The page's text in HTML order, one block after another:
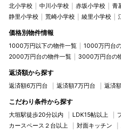
北小学校
中川小学校 赤坂小学校 青
静里小学校
荒崎小学校 綾里小学校
価格別物件情報
1000万円以下の物件一覧
1000万円台
2000万円台の物件一覧
3000万円台の
返済額から探す
返済額6万円台 返済額7万円台 返済
こだわり条件から探す
大垣駅徒歩20分以内 LDK15帖以上
カースペース２台以上
対面キッチン